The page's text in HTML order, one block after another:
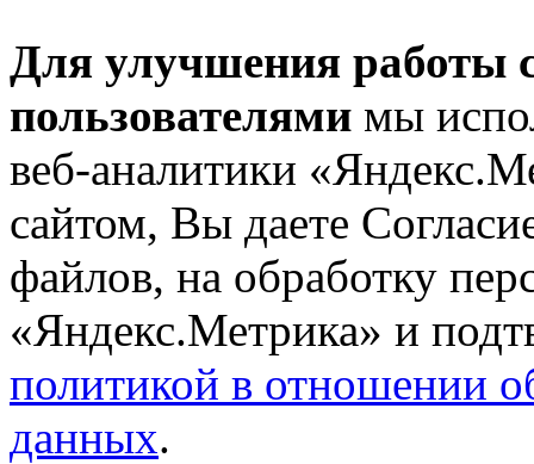
Для улучшения работы
пользователями мы
веб-аналитики
сайтом, Вы даете
файлов, на обработку
«Яндекс.Метрика» и
политикой в отношении
данных.